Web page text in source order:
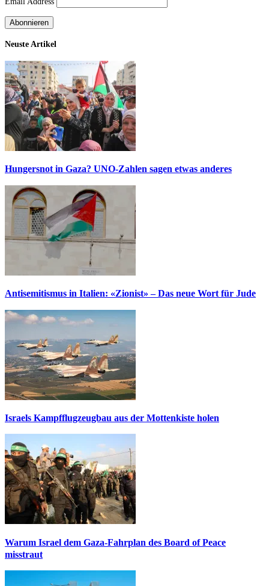
Neuste Artikel
Hungersnot in Gaza? UNO-Zahlen sagen etwas anderes
Antisemitismus in Italien: «Zionist» – Das neue Wort für Jude
Israels Kampfflugzeugbau aus der Mottenkiste holen
Warum Israel dem Gaza-Fahrplan des Board of Peace
misstraut